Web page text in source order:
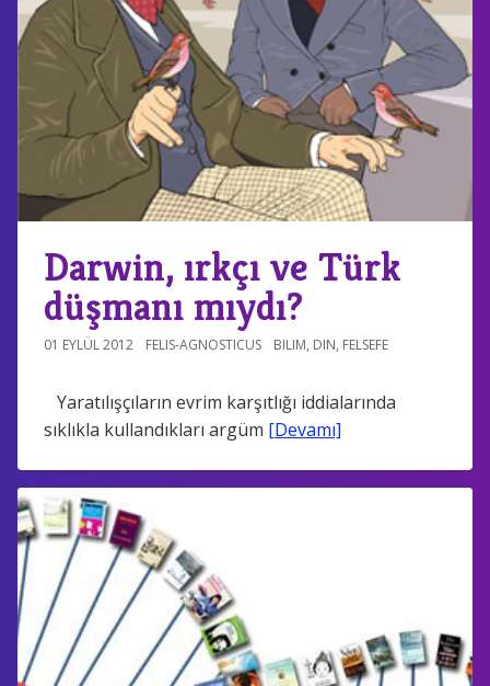
Darwin, ırkçı ve Türk
düşmanı mıydı?
01 EYLÜL 2012 FELIS-AGNOSTICUS BILIM, DIN, FELSEFE
Yaratılışçıların evrim karşıtlığı iddialarında
sıklıkla kullandıkları argüm [Devamı]